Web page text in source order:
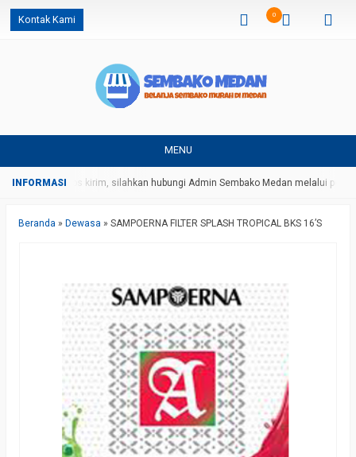
Kontak Kami 0
MENU
dan ongkos kirim, silahkan hubungi Admin Sembako Medan melalui pesan
Beranda » Dewasa » SAMPOERNA FILTER SPLASH TROPICAL BKS 16’S